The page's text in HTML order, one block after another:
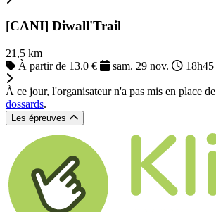
[CANI] Diwall'Trail
21,5 km
À partir de 13.0 €
sam. 29 nov. 18h45
À ce jour, l'organisateur n'a pas mis en place de
dossards.
Les épreuves